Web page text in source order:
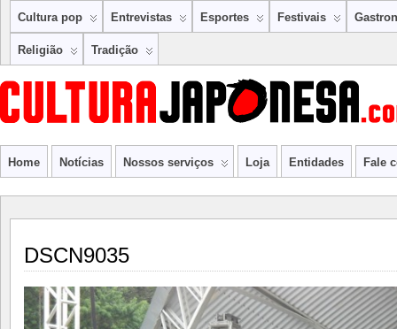
Cultura pop Entrevistas Esportes Festivais
Religião Tradição
Home Notícias Nossos serviços Loja Entidades Fale
DSCN9035